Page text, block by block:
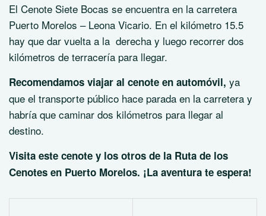
El Cenote Siete Bocas se encuentra en la carretera
Puerto Morelos – Leona Vicario. En el kilómetro 15.5
hay que dar vuelta a la derecha y luego recorrer dos
kilómetros de terracería para llegar.
Recomendamos viajar al cenote en automóvil, ya
que el transporte público hace parada en la carretera y
habría que caminar dos kilómetros para llegar al
destino.
Visita este cenote y los otros de la Ruta de los
Cenotes en Puerto Morelos. ¡La aventura te espera!